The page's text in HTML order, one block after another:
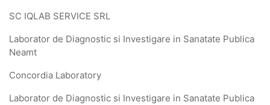
SC IQLAB SERVICE SRL
Laborator de Diagnostic si Investigare in Sanatate Publica
Neamt
Concordia Laboratory
Laborator de Diagnostic si Investigare in Sanatate Publica